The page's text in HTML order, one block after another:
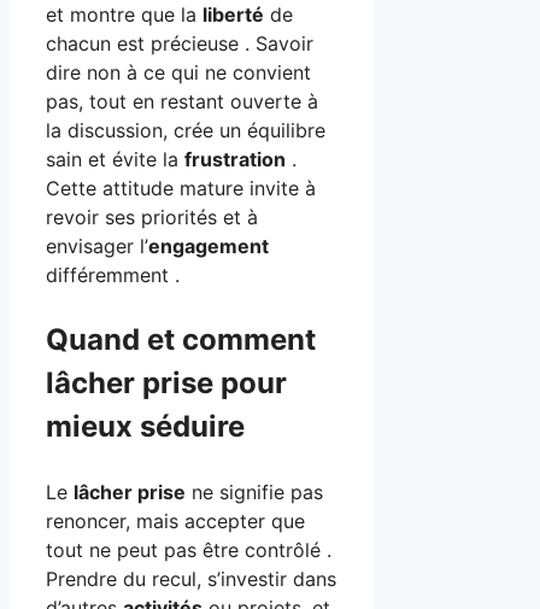
et montre que la liberté de
chacun est précieuse . Savoir
dire non à ce qui ne convient
pas, tout en restant ouverte à
la discussion, crée un équilibre
sain et évite la frustration .
Cette attitude mature invite à
revoir ses priorités et à
envisager l’engagement
différemment .
Quand et comment
lâcher prise pour
mieux séduire
Le lâcher prise ne signifie pas
renoncer, mais accepter que
tout ne peut pas être contrôlé .
Prendre du recul, s’investir dans